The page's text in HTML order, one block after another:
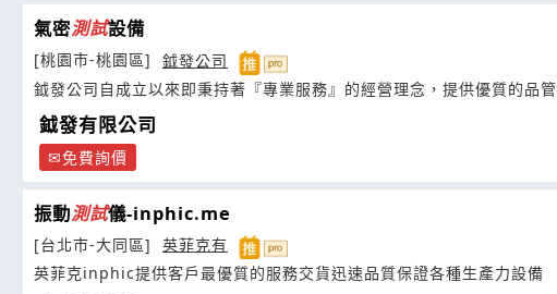
氣密測試設備
[桃園市-桃園區]
鉞發公司
鉞發公司自成立以來即秉持著『專業服務』的經營理念，提供優質的品管
鉞發有限公司
免費詢價
振動測試儀-inphic.me
[台北市-大同區]
英菲克有
英菲克inphic提供客戶最優質的服務交貨迅速品質保證各種生產力設備